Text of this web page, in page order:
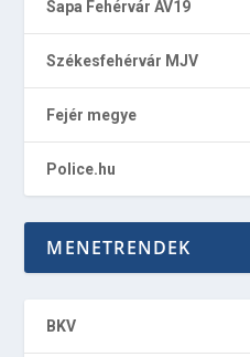
Sapa Fehérvár AV19
Székesfehérvár MJV
Fejér megye
Police.hu
MENETRENDEK
BKV